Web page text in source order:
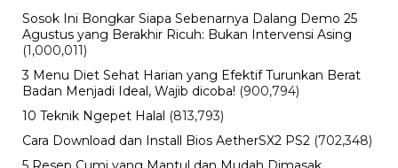
BERITA TERBARU
Politik
Jadwal Pencairan Bansos PKH,
BPNT, dan BLT Kesra Rp900 Ribu,
Bank